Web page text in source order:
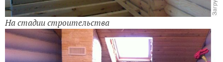
На стадии строительства